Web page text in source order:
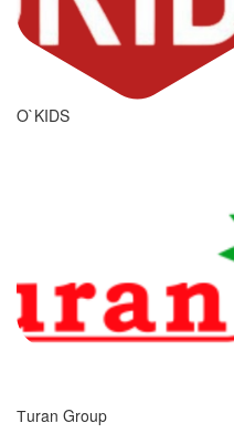
O`KIDS
Тuran Group